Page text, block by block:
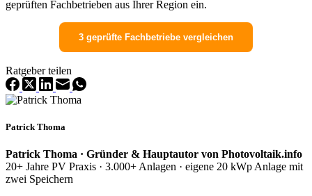
geprüften Fachbetrieben aus Ihrer Region ein.
3 geprüfte Fachbetriebe vergleichen
Ratgeber teilen
Patrick Thoma
Patrick Thoma · Gründer & Hauptautor von Photovoltaik.info
20+ Jahre PV Praxis · 3.000+ Anlagen · eigene 20 kWp Anlage mit
zwei Speichern